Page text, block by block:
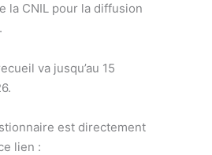
la CNIL pour la diffusion
va jusqu’au 15
est directement
lien :